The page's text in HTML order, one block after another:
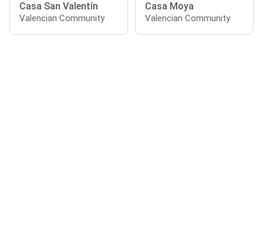
Casa San Valentín
Valencian Community
Casa Moya
Valencian Community